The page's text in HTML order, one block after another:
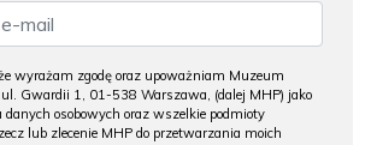
wyrażam zgodę oraz upoważniam Muzeum
Gwardii 1, 01-538 Warszawa, (dalej MHP) jako
osobowych oraz wszelkie podmioty
lub zlecenie MHP do przetwarzania moich